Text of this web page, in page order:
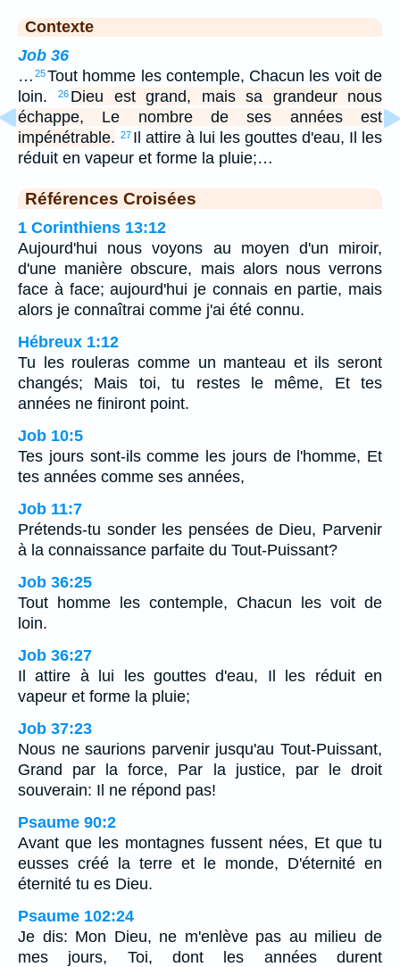
Contexte
Job 36
… 25Tout homme les contemple, Chacun les voit de
loin.
26 Dieu est grand, mais sa grandeur nous
échappe, Le nombre de ses années est
impénétrable. 27 Il attire à lui les gouttes d'eau, Il les
réduit en vapeur et forme la pluie;…
Références Croisées
1 Corinthiens 13:12
Aujourd'hui nous voyons au moyen d'un miroir,
d'une manière obscure, mais alors nous verrons
face à face; aujourd'hui je connais en partie, mais
alors je connaîtrai comme j'ai été connu.
Hébreux 1:12
Tu les rouleras comme un manteau et ils seront
changés; Mais toi, tu restes le même, Et tes
années ne finiront point.
Job 10:5
Tes jours sont-ils comme les jours de l'homme, Et
tes années comme ses années,
Job 11:7
Prétends-tu sonder les pensées de Dieu, Parvenir
à la connaissance parfaite du Tout-Puissant?
Job 36:25
Tout homme les contemple, Chacun les voit de
loin.
Job 36:27
Il attire à lui les gouttes d'eau, Il les réduit en
vapeur et forme la pluie;
Job 37:23
Nous ne saurions parvenir jusqu'au Tout-Puissant,
Grand par la force, Par la justice, par le droit
souverain: Il ne répond pas!
Psaume 90:2
Avant que les montagnes fussent nées, Et que tu
eusses créé la terre et le monde, D'éternité en
éternité tu es Dieu.
Psaume 102:24
Je dis: Mon Dieu, ne m'enlève pas au milieu de
mes jours, Toi, dont les années durent